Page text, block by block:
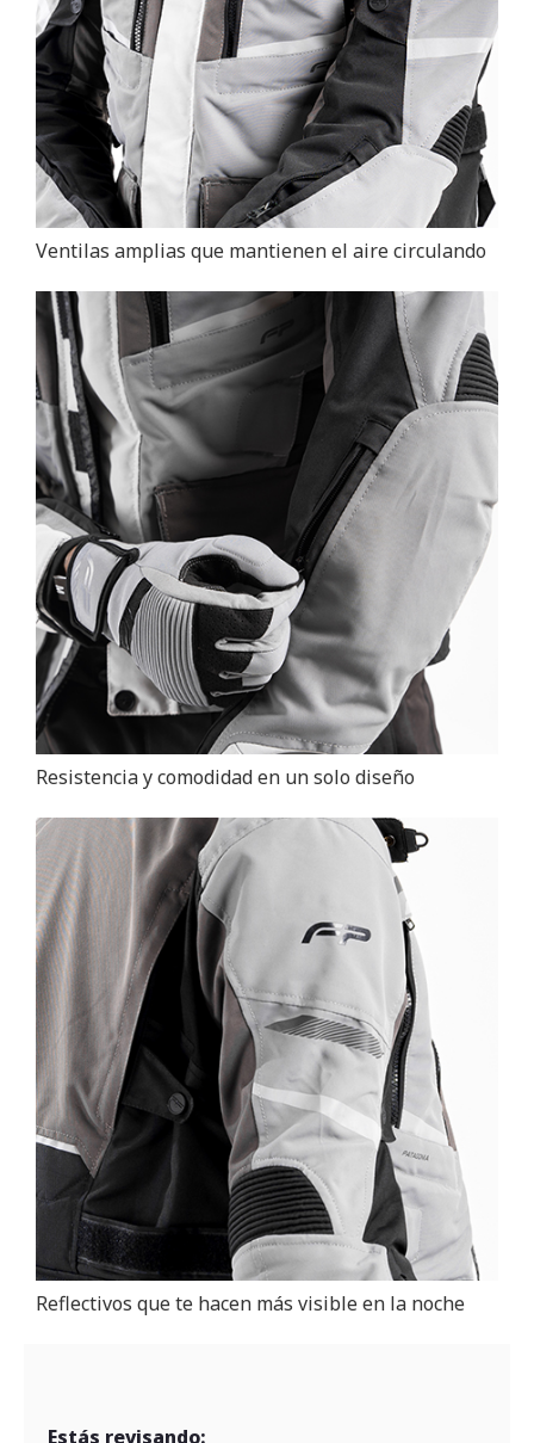
Ventilas amplias que mantienen el aire circulando
Resistencia y comodidad en un solo diseño
Reflectivos que te hacen más visible en la noche
Estás revisando: